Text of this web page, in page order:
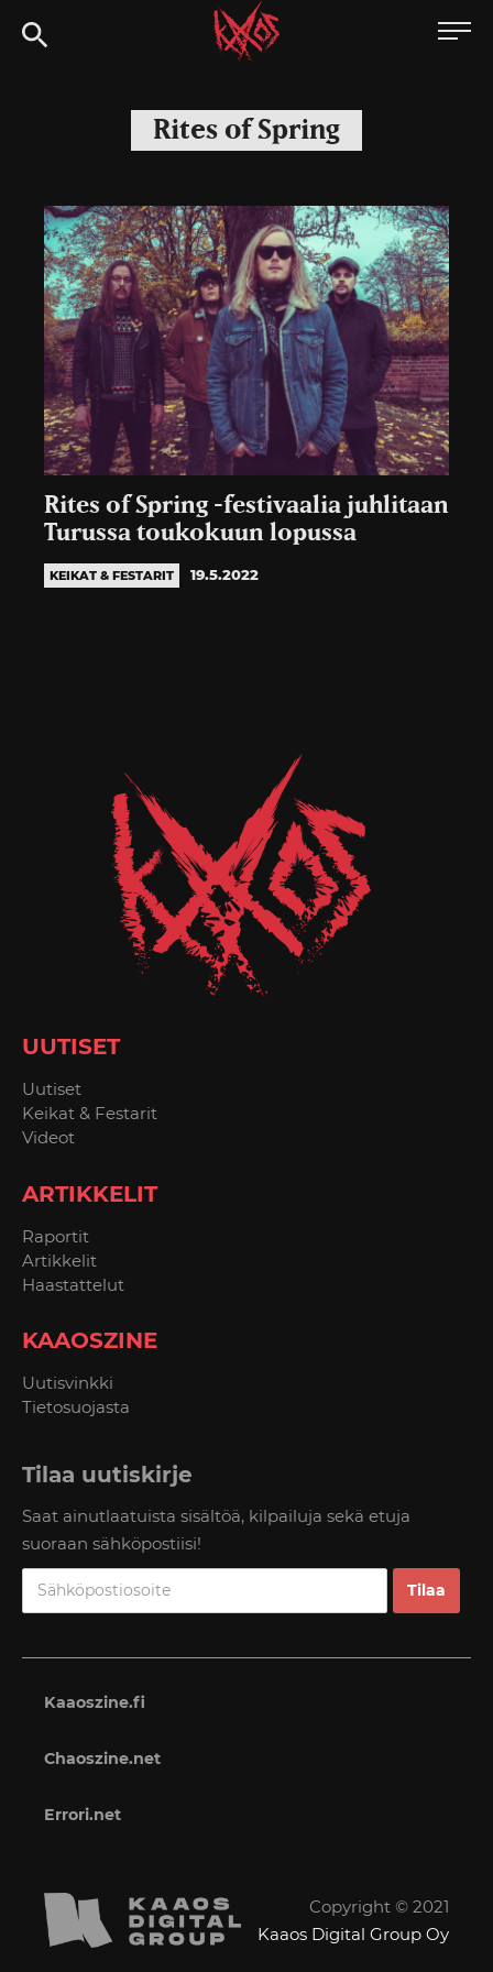
Siirry
suoraan
Kaaoszine
Rites of Spring
Rites of Spring -festivaalia juhlitaan
Turussa toukokuun lopussa
KEIKAT & FESTARIT 19.5.2022
UUTISET
Uutiset
Keikat & Festarit
Videot
ARTIKKELIT
Raportit
Artikkelit
Haastattelut
KAAOSZINE
Uutisvinkki
Tietosuojasta
Tilaa uutiskirje
Saat ainutlaatuista sisältöä, kilpailuja sekä etuja
suoraan sähköpostiisi!
Kaaoszine.fi
Chaoszine.net
Errori.net
Copyright © 2021
Kaaos Digital Group Oy